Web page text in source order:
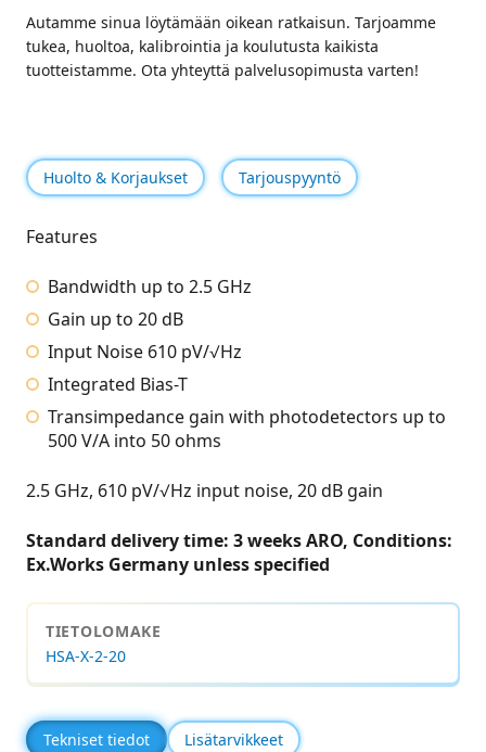
Autamme sinua löytämään oikean ratkaisun. Tarjoamme
tukea, huoltoa, kalibrointia ja koulutusta kaikista
tuotteistamme. Ota yhteyttä palvelusopimusta varten!
Huolto & Korjaukset Tarjouspyyntö
Features
Bandwidth up to 2.5 GHz
Gain up to 20 dB
Input Noise 610 pV/√Hz
Integrated Bias-T
Transimpedance gain with photodetectors up to
500 V/A into 50 ohms
2.5 GHz, 610 pV/√Hz input noise, 20 dB gain
Standard delivery time: 3 weeks ARO, Conditions:
Ex.Works Germany unless specified
TIETOLOMAKE
HSA-X-2-20
Tekniset tiedot Lisätarvikkeet